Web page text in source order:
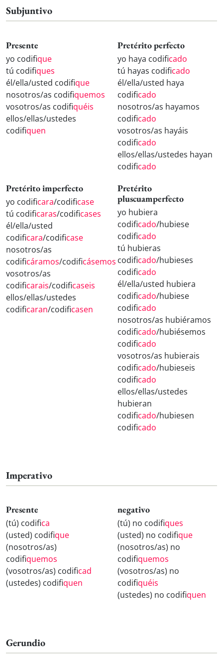
Subjuntivo
Presente
yo codifique
tú codifiques
él/ella/usted codifique
nosotros/as codifiquemos
vosotros/as codifiquéis
ellos/ellas/ustedes
codifiquen
Pretérito perfecto
yo haya codificado
tú hayas codificado
él/ella/usted haya
codificado
nosotros/as hayamos
codificado
vosotros/as hayáis
codificado
ellos/ellas/ustedes hayan
codificado
Pretérito imperfecto
yo codificara/codificase
tú codificaras/codificases
él/ella/usted
codificara/codificase
nosotros/as
codificáramos/codificásemos
vosotros/as
codificarais/codificaseis
ellos/ellas/ustedes
codificaran/codificasen
Pretérito
pluscuamperfecto
yo hubiera
codificado/hubiese
codificado
tú hubieras
codificado/hubieses
codificado
él/ella/usted hubiera
codificado/hubiese
codificado
nosotros/as hubiéramos
codificado/hubiésemos
codificado
vosotros/as hubierais
codificado/hubieseis
codificado
ellos/ellas/ustedes
hubieran
codificado/hubiesen
codificado
Imperativo
Presente
(tú) codifica
(usted) codifique
(nosotros/as)
codifiquemos
(vosotros/as) codificad
(ustedes) codifiquen
negativo
(tú) no codifiques
(usted) no codifique
(nosotros/as) no
codifiquemos
(vosotros/as) no
codifiquéis
(ustedes) no codifiquen
Gerundio